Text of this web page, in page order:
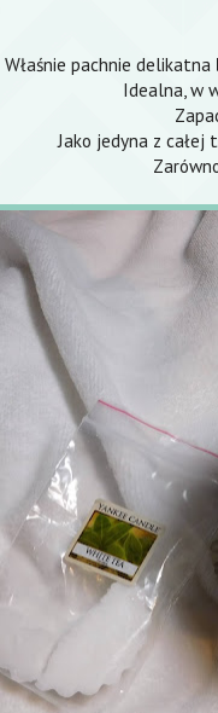
Właśnie pachnie delikatna
Idealna, w
Jako jedyna z całej